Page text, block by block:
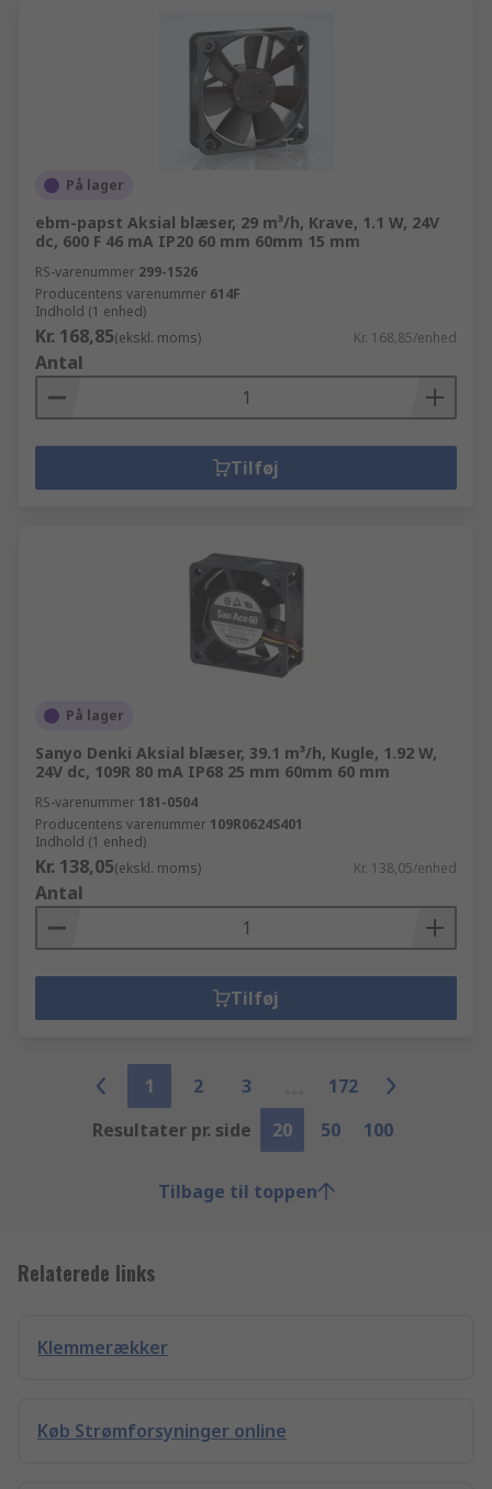
På lager
ebm-papst Aksial blæser, 29 m³/h, Krave, 1.1 W, 24V
dc, 600 F 46 mA IP20 60 mm 60mm 15 mm
RS-varenummer 299-1526
Producentens varenummer 614F
Indhold (1 enhed)
Kr. 168,85(ekskl. moms) Kr. 168,85/enhed
Antal
Tilføj
På lager
Sanyo Denki Aksial blæser, 39.1 m³/h, Kugle, 1.92 W,
24V dc, 109R 80 mA IP68 25 mm 60mm 60 mm
RS-varenummer 181-0504
Producentens varenummer 109R0624S401
Indhold (1 enhed)
Kr. 138,05(ekskl. moms) Kr. 138,05/enhed
Antal
Tilføj
1 2 3
172
Resultater pr. side
20 50 100
Tilbage til toppen
Relaterede links
Klemmerækker
Køb Strømforsyninger online